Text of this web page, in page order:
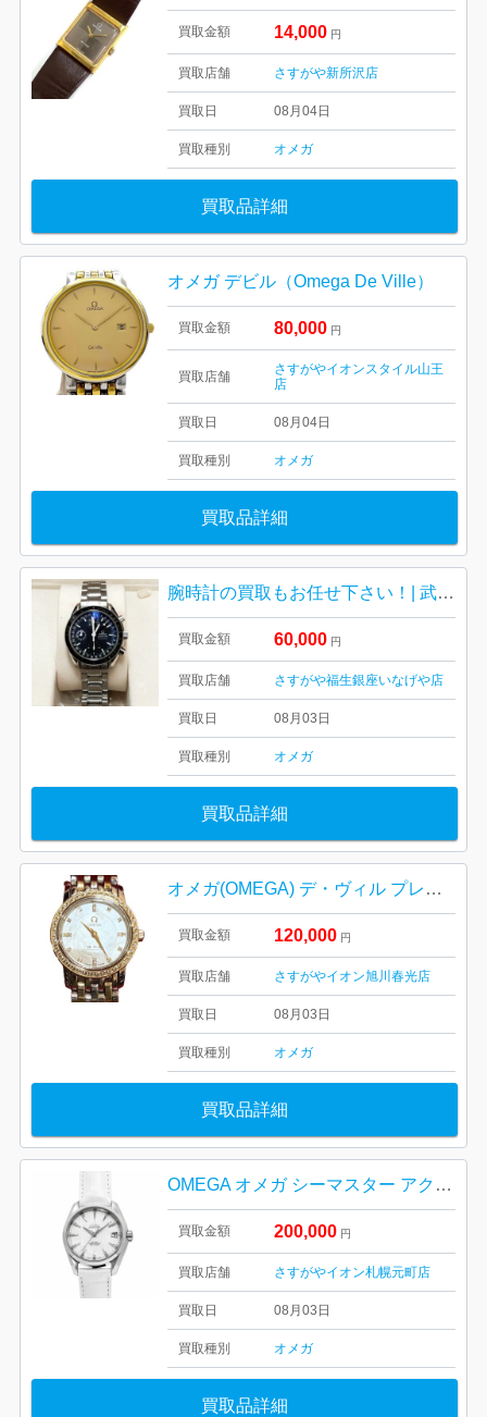
買取金額 14,000 円
買取店舗 さすがや新所沢店
買取日 08月04日
買取種別 オメガ
買取品詳細
オメガ デビル（Omega De Ville）
買取金額 80,000 円
買取店舗
さすがやイオンスタイル山王
店
買取日 08月04日
買取種別 オメガ
買取品詳細
腕時計の買取もお任せ下さい！| 武蔵村山市本町| オメガメンズ腕時計
買取金額 60,000 円
買取店舗 さすがや福生銀座いなげや店
買取日 08月03日
買取種別 オメガ
買取品詳細
オメガ(OMEGA) デ・ヴィル プレステージ ベゼルダイヤ ホワイトシェル クォーツ レディース 腕時計 4375.75
買取金額 120,000 円
買取店舗 さすがやイオン旭川春光店
買取日 08月03日
買取種別 オメガ
買取品詳細
OMEGA オメガ シーマスター アクアテラ 231.13．3921．55.001 札幌市 東区 元町
買取金額 200,000 円
買取店舗 さすがやイオン札幌元町店
買取日 08月03日
買取種別 オメガ
買取品詳細